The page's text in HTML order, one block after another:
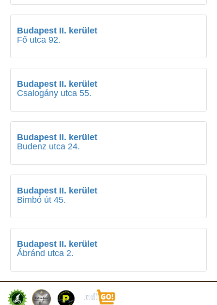
Budapest II. kerület
Fő utca 92.
Budapest II. kerület
Csalogány utca 55.
Budapest II. kerület
Budenz utca 24.
Budapest II. kerület
Bimbó út 45.
Budapest II. kerület
Ábránd utca 2.